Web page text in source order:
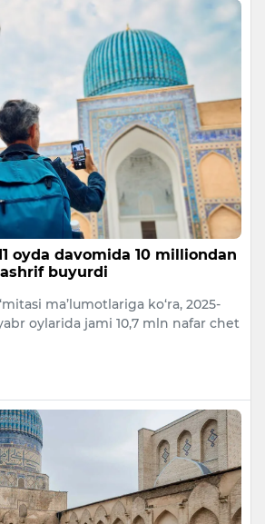
oyda davomida 10 milliondan
buyurdi
ma’lumotlariga ko‘ra, 2025-
oylarida jami 10,7 mln nafar chet